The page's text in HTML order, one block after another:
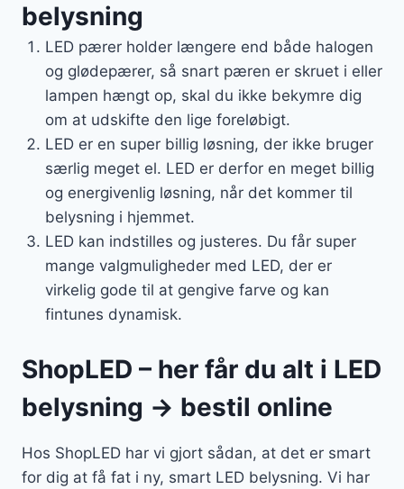
belysning
LED pærer holder længere end både halogen
og glødepærer, så snart pæren er skruet i eller
lampen hængt op, skal du ikke bekymre dig
om at udskifte den lige foreløbigt.
LED er en super billig løsning, der ikke bruger
særlig meget el. LED er derfor en meget billig
og energivenlig løsning, når det kommer til
belysning i hjemmet.
LED kan indstilles og justeres. Du får super
mange valgmuligheder med LED, der er
virkelig gode til at gengive farve og kan
fintunes dynamisk.
ShopLED – her får du alt i LED
belysning → bestil online
Hos ShopLED har vi gjort sådan, at det er smart
for dig at få fat i ny, smart LED belysning. Vi har